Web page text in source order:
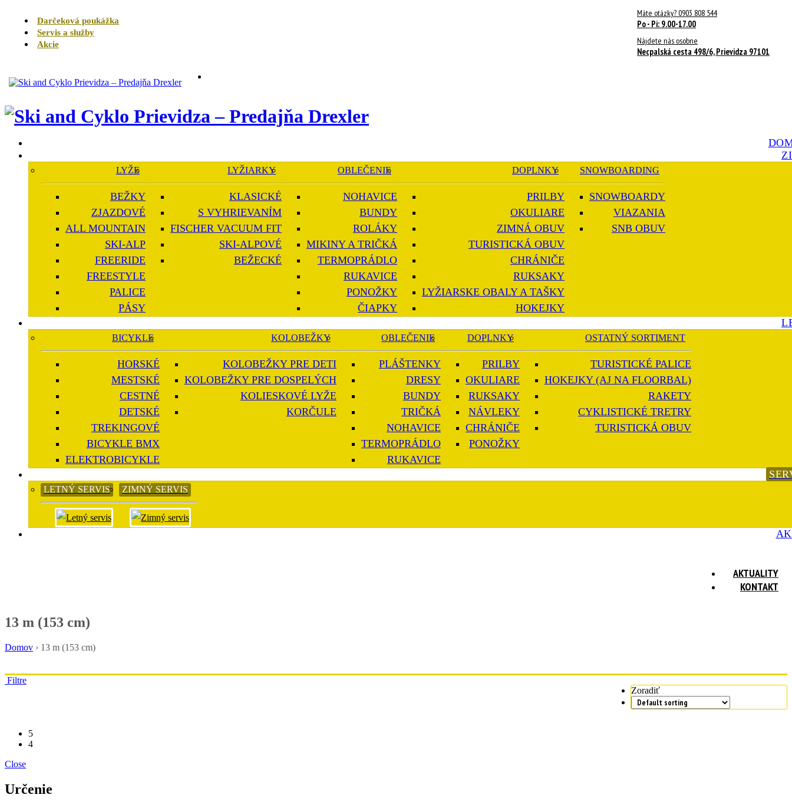
Darčeková poukážka
Servis a služby
Akcie
Máte otázky? 0903 808 544
Po - Pi: 9.00-17.00
Nájdete nás osobne
Necpalská cesta 498/6, Prievidza 97101
LYŽE
BEŽKY
ZJAZDOVÉ
ALL MOUNTAIN
SKI-ALP
FREERIDE
FREESTYLE
PALICE
PÁSY
LYŽIARKY
KLASICKÉ
S VYHRIEVANÍM
FISCHER VACUUM FIT
SKI-ALPOVÉ
BEŽECKÉ
OBLEČENIE
NOHAVICE
BUNDY
ROLÁKY
MIKINY A TRIČKÁ
TERMOPRÁDLO
RUKAVICE
PONOŽKY
ČIAPKY
DOPLNKY
PRILBY
OKULIARE
ZIMNÁ OBUV
TURISTICKÁ OBUV
CHRÁNIČE
RUKSAKY
LYŽIARSKE OBALY A TAŠKY
HOKEJKY
SNOWBOARDING
SNOWBOARDY
VIAZANIA
SNB OBUV
BICYKLE
HORSKÉ
MESTSKÉ
CESTNÉ
DETSKÉ
TREKINGOVÉ
BICYKLE BMX
ELEKTROBICYKLE
KOLOBEŽKY
KOLOBEŽKY PRE DETI
KOLOBEŽKY PRE DOSPELÝCH
KOLIESKOVÉ LYŽE
KORČULE
OBLEČENIE
PLÁŠTENKY
DRESY
BUNDY
TRIČKÁ
NOHAVICE
TERMOPRÁDLO
RUKAVICE
DOPLNKY
PRILBY
OKULIARE
RUKSAKY
NÁVLEKY
CHRÁNIČE
PONOŽKY
OSTATNÝ SORTIMENT
TURISTICKÉ PALICE
HOKEJKY (AJ NA FLOORBAL)
RAKETY
CYKLISTICKÉ TRETRY
TURISTICKÁ OBUV
LETNÝ SERVIS ZIMNÝ SERVIS
AKTUALITY
KONTAKT
13 m (153 cm)
Domov › 13 m (153 cm)
Filtre
Zoradiť
5
4
Close
Určenie